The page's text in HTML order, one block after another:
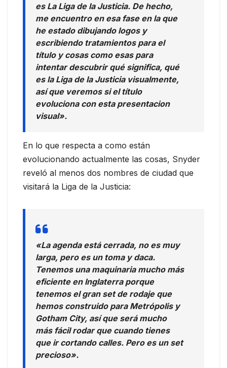
es La Liga de la Justicia. De hecho,
me encuentro en esa fase en la que
he estado dibujando logos y
escribiendo tratamientos para el
título y cosas como esas para
intentar descubrir qué significa, qué
es la Liga de la Justicia visualmente,
así que veremos si el título
evoluciona con esta presentacion
visual».
En lo que respecta a como están
evolucionando actualmente las cosas, Snyder
reveló al menos dos nombres de ciudad que
visitará la Liga de la Justicia:
«La agenda está cerrada, no es muy
larga, pero es un toma y daca.
Tenemos una maquinaria mucho más
eficiente en Inglaterra porque
tenemos el gran set de rodaje que
hemos construido para Metrópolis y
Gotham City, así que será mucho
más fácil rodar que cuando tienes
que ir cortando calles. Pero es un set
precioso».